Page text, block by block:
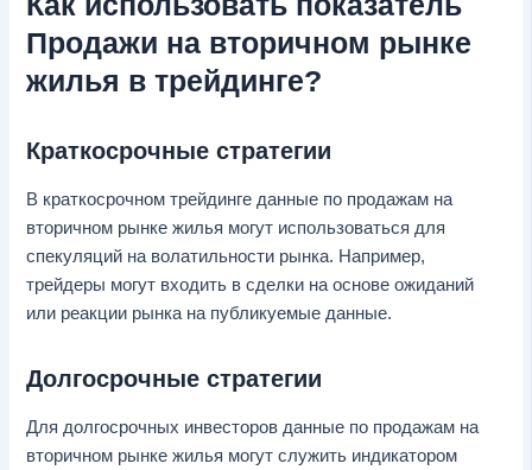
Продажи на вторичном рынке
жилья в трейдинге?
Краткосрочные стратегии
В краткосрочном трейдинге данные по продажам на
вторичном рынке жилья могут использоваться для
спекуляций на волатильности рынка. Например,
трейдеры могут входить в сделки на основе ожиданий
или реакции рынка на публикуемые данные.
Долгосрочные стратегии
Для долгосрочных инвесторов данные по продажам на
вторичном рынке жилья могут служить индикатором